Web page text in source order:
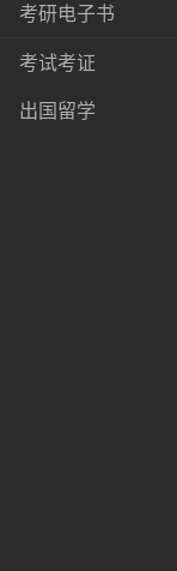
考研电子书
考试考证
出国留学